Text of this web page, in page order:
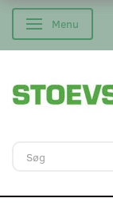
Skifte navigation
Menu